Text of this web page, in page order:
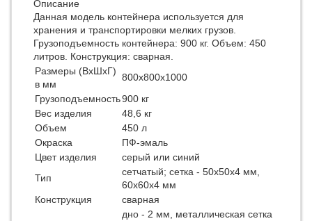
Описание
Данная модель контейнера используется для
хранения и транспортировки мелких грузов.
Грузоподъемность контейнера: 900 кг. Объем: 450
литров. Конструкция: сварная.
Размеры (ВхШхГ)
в мм
800х800х1000
Грузоподъемность900 кг
Вес изделия
48,6 кг
Объем
450 л
Окраска
ПФ-эмаль
Цвет изделия
серый или синий
Тип
сетчатый; сетка - 50х50х4 мм,
60х60х4 мм
Конструкция
сварная
дно - 2 мм, металлическая сетка